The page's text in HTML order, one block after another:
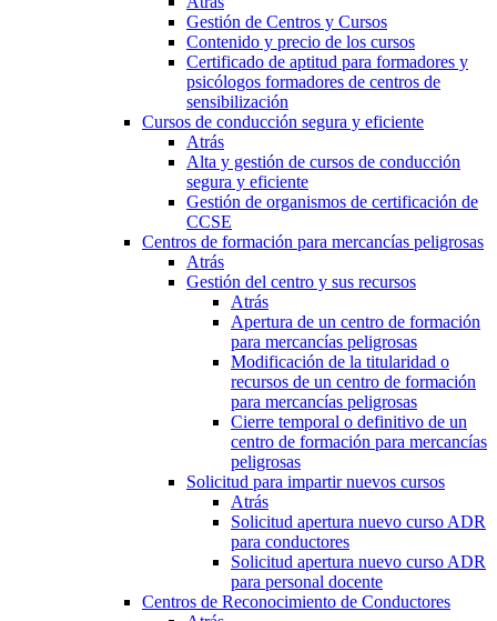
Gestión de Centros y Cursos
Contenido y precio de los cursos
Certificado de aptitud para formadores y
psicólogos formadores de centros de
sensibilización
Cursos de conducción segura y eficiente
Atrás
Alta y gestión de cursos de conducción
segura y eficiente
Gestión de organismos de certificación de
CCSE
Centros de formación para mercancías peligrosas
Atrás
Gestión del centro y sus recursos
Atrás
Apertura de un centro de formación
para mercancías peligrosas
Modificación de la titularidad o
recursos de un centro de formación
para mercancías peligrosas
Cierre temporal o definitivo de un
centro de formación para mercancías
peligrosas
Solicitud para impartir nuevos cursos
Atrás
Solicitud apertura nuevo curso ADR
para conductores
Solicitud apertura nuevo curso ADR
para personal docente
Centros de Reconocimiento de Conductores